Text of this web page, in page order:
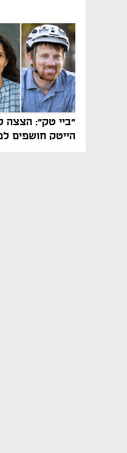
"ביי טק": הצצה
הייטק חושפים